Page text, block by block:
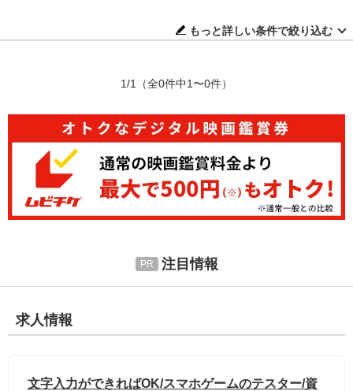
もっと詳しい条件で絞り込む
1/1 （全0件中1〜0件）
注目情報
求人情報
文字入力ができればOK/スマホゲームのテスター/資